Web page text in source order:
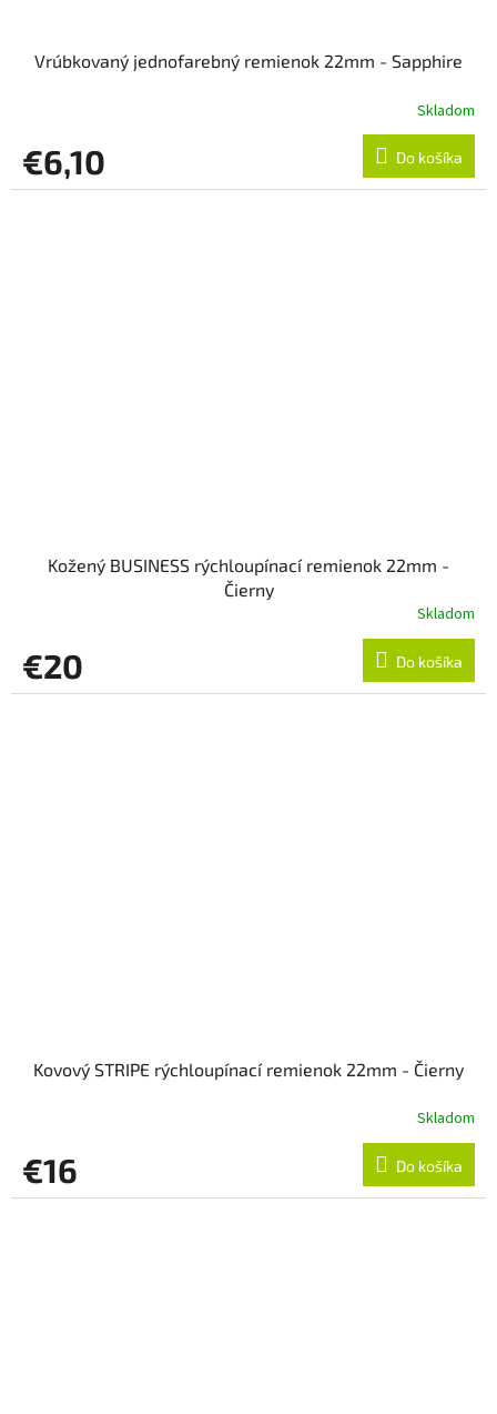
Vrúbkovaný jednofarebný remienok 22mm - Sapphire
Skladom
€6,10 Do košíka
Kožený BUSINESS rýchloupínací remienok 22mm -
Čierny
Skladom
€20 Do košíka
Kovový STRIPE rýchloupínací remienok 22mm - Čierny
Skladom
€16 Do košíka